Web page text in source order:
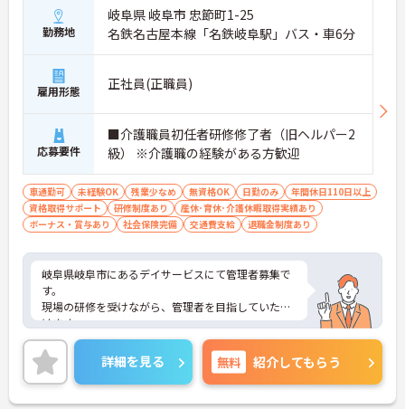
勤務地
岐阜県 岐阜市 忠節町1-25
名鉄名古屋本線「名鉄岐阜駅」バス・車6分
雇用形態 正社員(正職員)
応募要件
■介護職員初任者研修修了者（旧ヘルパー2
級） ※介護職の経験がある方歓迎
車通勤可 未経験OK 残業少なめ 無資格OK 日勤のみ
年間休日110日以上
資格取得サポート
研修制度あり
産休･育休･介護休暇取得実績あり
ボーナス・賞与あり
社会保険完備 交通費支給 退職金制度あり
岐阜県岐阜市にあるデイサービスにて管理者募集で
す。
現場の研修を受けながら、管理者を目指していただ
けます。
お休みや福利厚生も充実しておりますので、プライ
ベートも充実して過ごせます。
ご興味ある方は、ご連絡くださいませ。
詳細を見る 無料 紹介してもらう